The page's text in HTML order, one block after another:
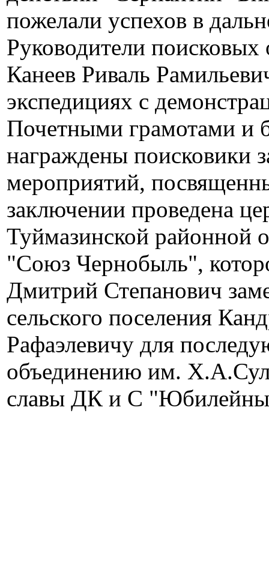
пожелали успехов в
Руководители
Канеев Риваль
экспедициях с
Почетными грамотами и
награждены поисковики
мероприятий,
заключении проведена
Туймазинской районной
"Союз Чернобыль",
Дмитрий Степанович
сельского поселения
Рафаэлевичу для
объединению им.
славы ДК и С